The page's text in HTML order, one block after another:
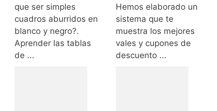
que ser simples
cuadros aburridos en
blanco y negro?.
Aprender las tablas
de ...
Hemos elaborado un
sistema que te
muestra los mejores
vales y cupones de
descuento ...